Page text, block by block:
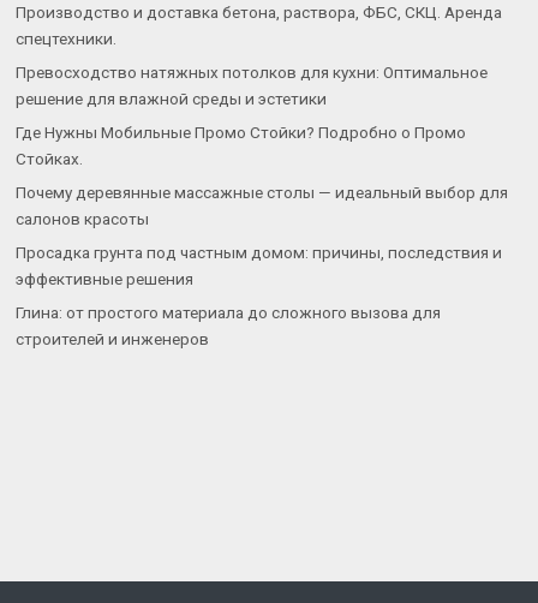
Производство и доставка бетона, раствора, ФБС, СКЦ. Аренда
спецтехники.
Превосходство натяжных потолков для кухни: Оптимальное
решение для влажной среды и эстетики
Где Нужны Мобильные Промо Стойки? Подробно о Промо
Стойках.
Почему деревянные массажные столы — идеальный выбор для
салонов красоты
Просадка грунта под частным домом: причины, последствия и
эффективные решения
Глина: от простого материала до сложного вызова для
строителей и инженеров